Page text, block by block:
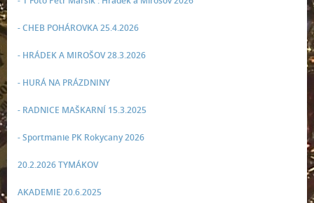
- CHEB POHÁROVKA 25.4.2026
- HRÁDEK A MIROŠOV 28.3.2026
- HURÁ NA PRÁZDNINY
- RADNICE MAŠKARNÍ 15.3.2025
- Sportmanie PK Rokycany 2026
20.2.2026 TYMÁKOV
AKADEMIE 20.6.2025